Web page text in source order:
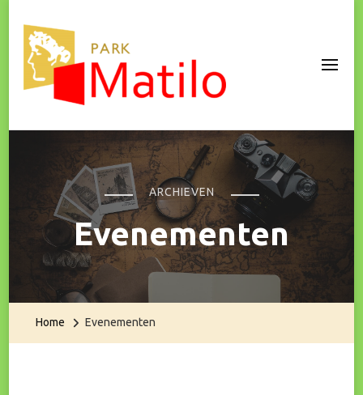
Park Matilo
ARCHIEVEN
Evenementen
Home Evenementen